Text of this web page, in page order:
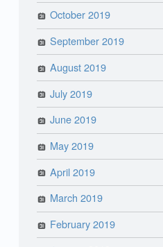
October 2019
September 2019
August 2019
July 2019
June 2019
May 2019
April 2019
March 2019
February 2019